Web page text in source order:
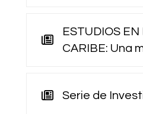
ESTUDIOS
CARIBE: Una
Serie de